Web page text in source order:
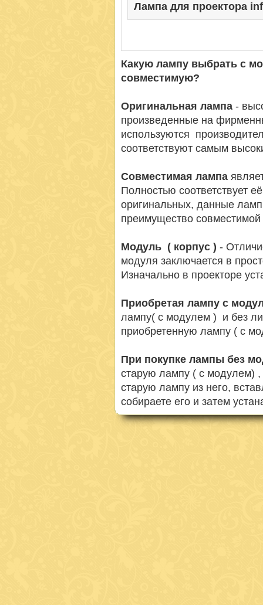
Лампа для проектора
Какую лампу выбрать с
совместимую?
Оригинальная лампа -
произведенные на
используются
соответствуют самым
Совместимая лампа
Полностью соответствует
оригинальных, данные
преимущество
Модуль ( корпус ) -
модуля заключается в
Изначально в проекторе
Приобретая лампу с
лампу( с модулем ) и без
приобретенную лампу ( с
При покупке лампы без
старую лампу ( с модулем) ,
старую лампу из него,
собираете его и затем